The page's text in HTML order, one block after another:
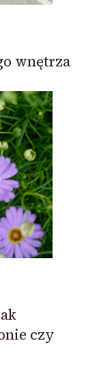
wnętrza
czy